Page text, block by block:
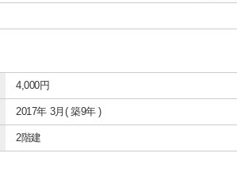
4,000円
2017年 3月( 築9年 )
2階建